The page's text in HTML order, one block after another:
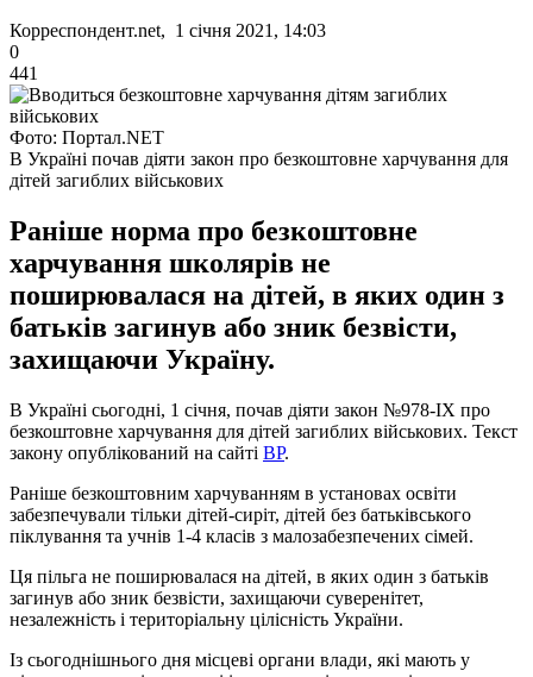
Корреспондент.net, 1 січня 2021, 14:03
0
441
Фото: Портал.NET
В Україні почав діяти закон про безкоштовне харчування для
дітей загиблих військових
Раніше норма про безкоштовне
харчування школярів не
поширювалася на дітей, в яких один з
батьків загинув або зник безвісти,
захищаючи Україну.
В Україні сьогодні, 1 січня, почав діяти закон №978-ІХ про
безкоштовне харчування для дітей загиблих військових. Текст
закону опублікований на сайті ВР.
Раніше безкоштовним харчуванням в установах освіти
забезпечували тільки дітей-сиріт, дітей без батьківського
піклування та учнів 1-4 класів з малозабезпечених сімей.
Ця пільга не поширювалася на дітей, в яких один з батьків
загинув або зник безвісти, захищаючи суверенітет,
незалежність і територіальну цілісність України.
Із сьогоднішнього дня місцеві органи влади, які мають у